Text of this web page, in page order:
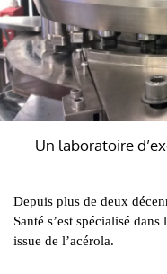
Un laboratoire
Depuis plus de deux
Santé s’est spécialisé
issue de l’acérola.